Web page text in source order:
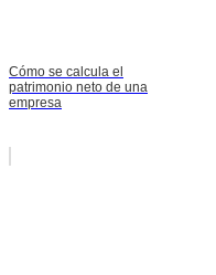
Cómo se calcula el
patrimonio neto de una
empresa